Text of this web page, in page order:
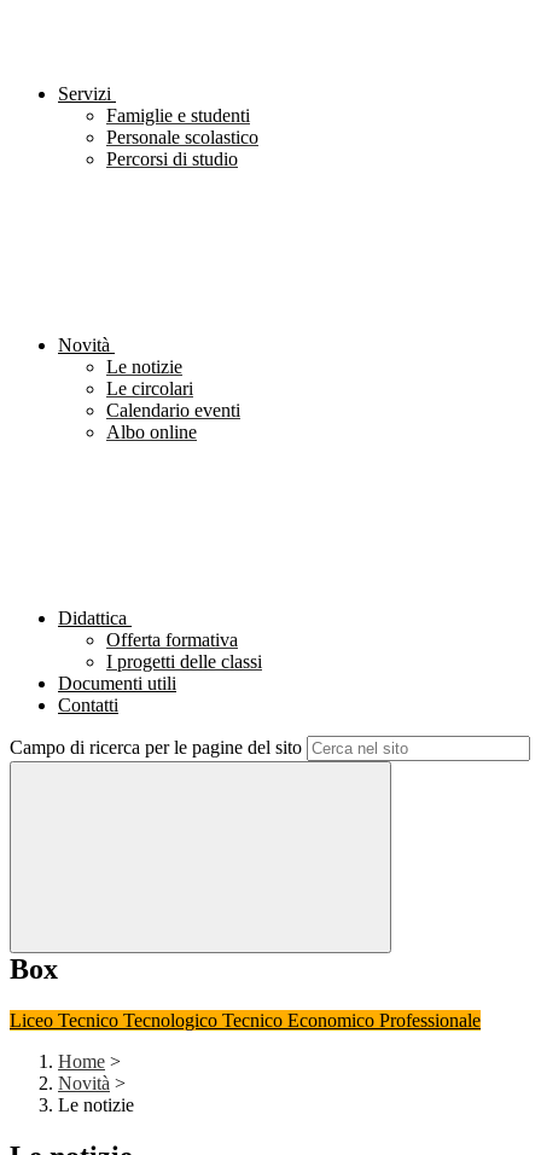
Servizi
Famiglie e studenti
Personale scolastico
Percorsi di studio
Novità
Le notizie
Le circolari
Calendario eventi
Albo online
Didattica
Offerta formativa
I progetti delle classi
Documenti utili
Contatti
Campo di ricerca per le pagine del sito
Box
Liceo Tecnico Tecnologico Tecnico Economico Professionale
Home >
Novità >
Le notizie